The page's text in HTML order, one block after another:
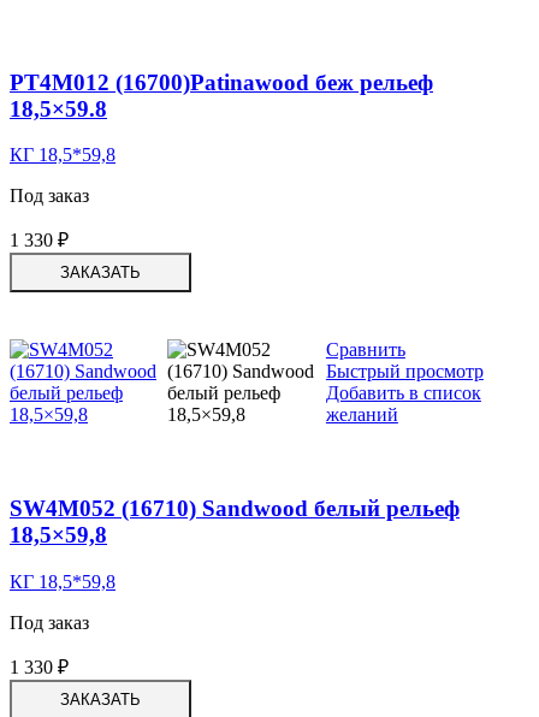
PT4M012 (16700)Patinawood беж рельеф
18,5×59.8
КГ 18,5*59,8
Под заказ
1 330 ₽
ЗАКАЗАТЬ
Сравнить
Быстрый просмотр
Добавить в список
желаний
SW4M052 (16710) Sandwood белый рельеф
18,5×59,8
КГ 18,5*59,8
Под заказ
1 330 ₽
ЗАКАЗАТЬ